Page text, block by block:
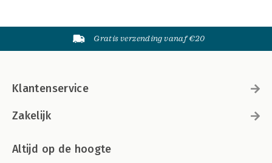
Gratis verzending vanaf €20
Klantenservice
Zakelijk
Altijd op de hoogte